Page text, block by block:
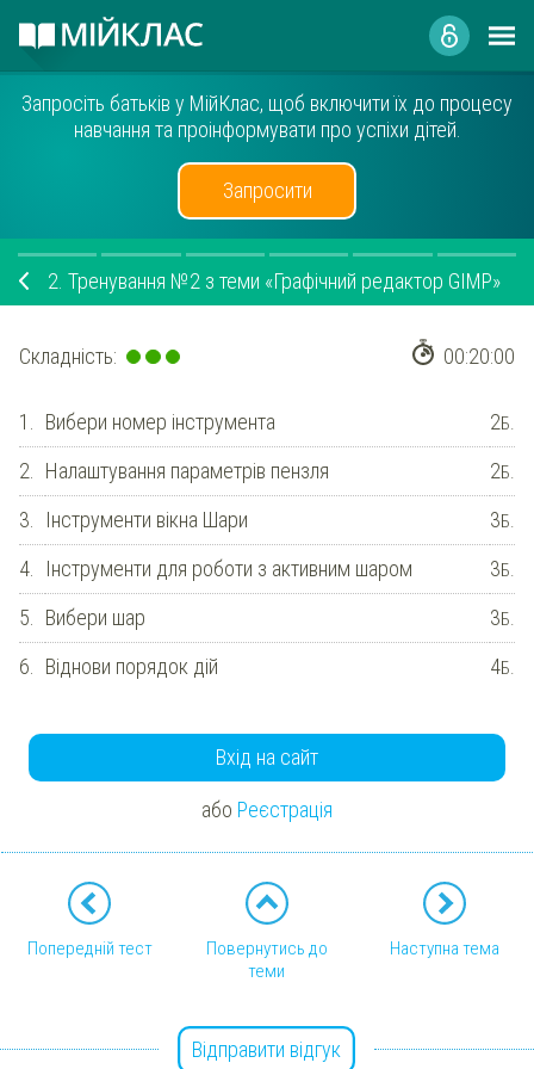
Запросіть батьків у МійКлас, щоб включити їх до процесу
навчання та проінформувати про успіхи дітей.
Запросити
2. Тренування №2 з теми «Графічний редактор GIMP»
Складність: 00:20:00
1. Вибери номер інструмента 2Б.
2. Налаштування параметрів пензля 2Б.
3. Інструменти вікна Шари 3Б.
4. Інструменти для роботи з активним шаром 3Б.
5. Вибери шар 3Б.
6. Віднови порядок дій 4Б.
Вхід на сайт
або Реєстрація
Попередній тест
Повернутись до
теми
Наступна тема
Відправити відгук